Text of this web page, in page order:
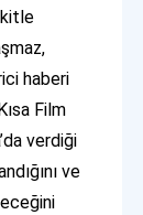
haberi
Film
verdiği
ve